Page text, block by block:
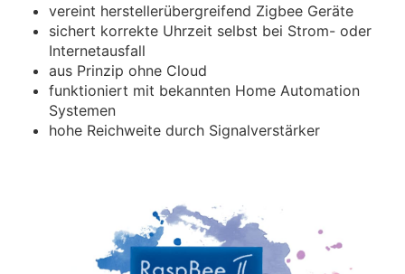
vereint hersteller­übergreifend Zigbee Geräte
sichert korrekte Uhrzeit selbst bei Strom- oder
Internetausfall
aus Prinzip ohne Cloud
funktioniert mit bekannten Home Automation
Systemen
hohe Reichweite durch Signal­verstärker